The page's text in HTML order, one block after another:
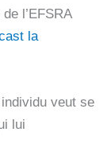
l’EFSRA
la
veut se
lui